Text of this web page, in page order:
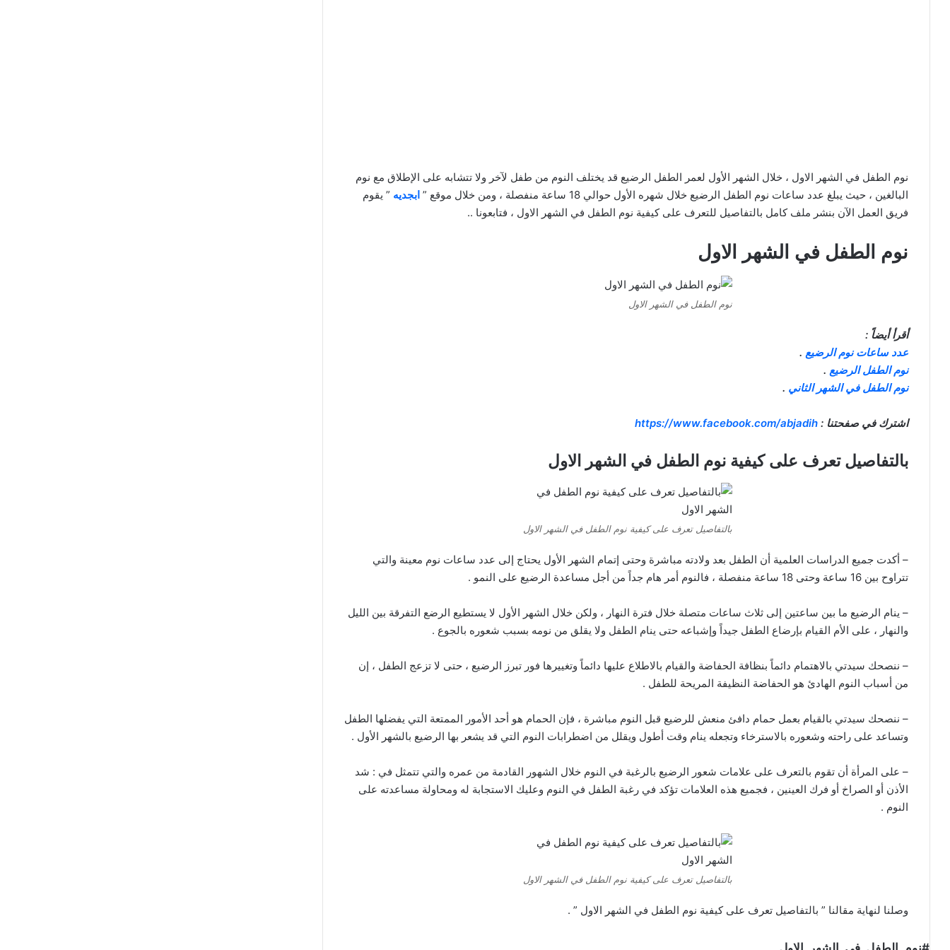
نوم الطفل في الشهر الاول ، خلال الشهر الأول لعمر الطفل الرضيع قد يختلف النوم من طفل لآخر ولا تتشابه على الإطلاق مع نوم
البالغين ، حيث يبلغ عدد ساعات نوم الطفل الرضيع خلال شهره الأول حوالي 18 ساعة منفصلة ، ومن خلال موقع ”
ابجديه ” يقوم
فريق العمل الآن بنشر ملف كامل بالتفاصيل للتعرف على كيفية نوم الطفل في الشهر الاول ، فتابعونا ..
نوم الطفل في الشهر الاول
نوم الطفل في الشهر الاول
أقرأ أيضاً :
عدد ساعات نوم الرضيع .
نوم الطفل الرضيع .
نوم الطفل في الشهر الثاني .
اشترك في صفحتنا :https://www.facebook.com/abjadih
بالتفاصيل تعرف على كيفية نوم الطفل في الشهر الاول
بالتفاصيل تعرف على كيفية نوم الطفل في الشهر الاول
– أكدت جميع الدراسات العلمية أن الطفل بعد ولادته مباشرة وحتى إتمام الشهر الأول يحتاج إلى عدد ساعات نوم معينة والتي
تتراوح بين 16 ساعة وحتى 18 ساعة منفصلة ، فالنوم أمر هام جداً من أجل مساعدة الرضيع على النمو .
– ينام الرضيع ما بين ساعتين إلى ثلاث ساعات متصلة خلال فترة النهار ، ولكن خلال الشهر الأول لا يستطيع الرضع التفرقة بين الليل
والنهار ، على الأم القيام بإرضاع الطفل جيداً وإشباعه حتى ينام الطفل ولا يقلق من نومه بسبب شعوره بالجوع .
– ننصحك سيدتي بالاهتمام دائماً بنظافة الحفاضة والقيام بالاطلاع عليها دائماً وتغييرها فور تبرز الرضيع ، حتى لا تزعج الطفل ، إن
من أسباب النوم الهادئ هو الحفاضة النظيفة المريحة للطفل .
– ننصحك سيدتي بالقيام بعمل حمام دافئ منعش للرضيع قبل النوم مباشرة ، فإن الحمام هو أحد الأمور الممتعة التي يفضلها الطفل
وتساعد على راحته وشعوره بالاسترخاء وتجعله ينام وقت أطول ويقلل من اضطرابات النوم التي قد يشعر بها الرضيع بالشهر الأول .
– على المرأة أن تقوم بالتعرف على علامات شعور الرضيع بالرغبة في النوم خلال الشهور القادمة من عمره والتي تتمثل في : شد
الأذن أو الصراخ أو فرك العينين ، فجميع هذه العلامات تؤكد في رغبة الطفل في النوم وعليك الاستجابة له ومحاولة مساعدته على
النوم .
بالتفاصيل تعرف على كيفية نوم الطفل في الشهر الاول
وصلنا لنهاية مقالنا ” بالتفاصيل تعرف على كيفية نوم الطفل في الشهر الاول ” .